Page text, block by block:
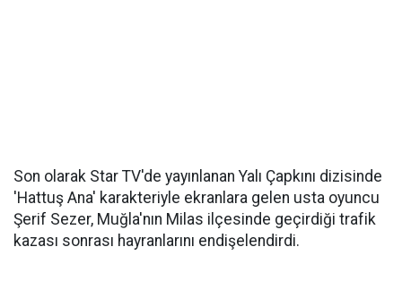
Son olarak Star TV'de yayınlanan Yalı Çapkını dizisinde
'Hattuş Ana' karakteriyle ekranlara gelen usta oyuncu
Şerif Sezer, Muğla'nın Milas ilçesinde geçirdiği trafik
kazası sonrası hayranlarını endişelendirdi.